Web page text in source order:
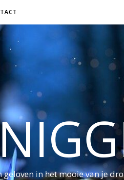
geloven in het mooie van je